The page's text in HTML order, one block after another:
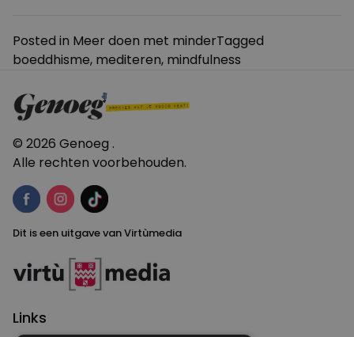
Posted in Meer doen met minderTagged
boeddhisme, mediteren, mindfulness
© 2026 Genoeg .
Alle rechten voorbehouden.
Dit is een uitgave van Virtùmedia
Links